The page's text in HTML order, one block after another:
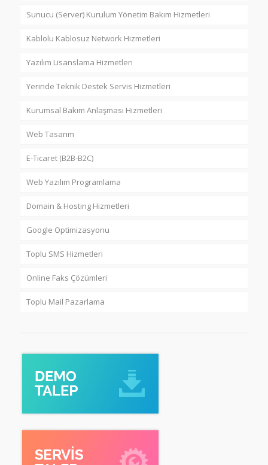
Sunucu (Server) Kurulum Yönetim Bakım Hizmetleri
Kablolu Kablosuz Network Hizmetleri
Yazılım Lisanslama Hizmetleri
Yerinde Teknik Destek Servis Hizmetleri
Kurumsal Bakım Anlaşması Hizmetleri
Web Tasarım
E-Ticaret (B2B-B2C)
Web Yazılım Programlama
Domain & Hosting Hizmetleri
Google Optimizasyonu
Toplu SMS Hizmetleri
Online Faks Çözümleri
Toplu Mail Pazarlama